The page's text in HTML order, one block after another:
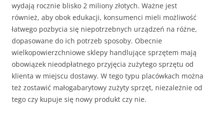
wydają rocznie blisko 2 miliony złotych. Ważne jest
również, aby obok edukacji, konsumenci mieli możliwość
łatwego pozbycia się niepotrzebnych urządzeń na różne,
dopasowane do ich potrzeb sposoby. Obecnie
wielkopowierzchniowe sklepy handlujące sprzętem mają
obowiązek nieodpłatnego przyjęcia zużytego sprzętu od
klienta w miejscu dostawy. W tego typu placówkach można
też zostawić małogabarytowy zużyty sprzęt, niezależnie od
tego czy kupuje się nowy produkt czy nie.